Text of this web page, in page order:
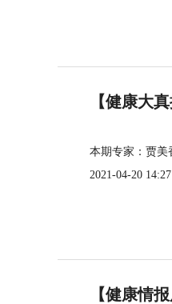
【健康大
本期专家：贾美
2021-04-20 14:27
【健康情